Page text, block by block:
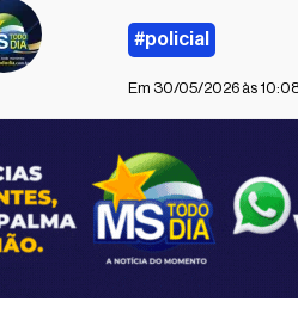
#policial
Em 30/05/2026 às